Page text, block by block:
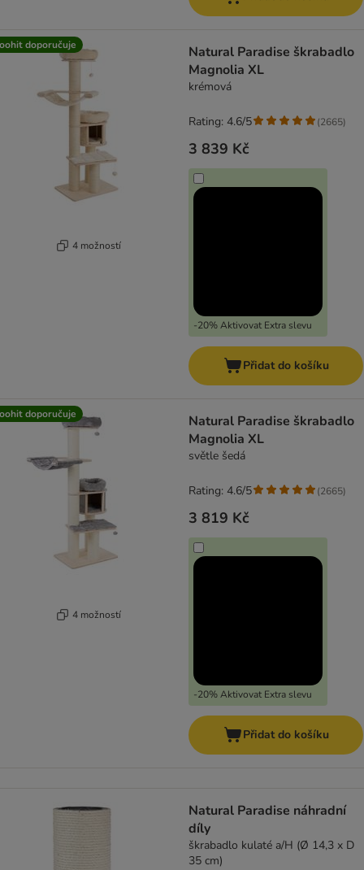
doporučuje
4 možností
Natural Paradise škrabadlo
Magnolia XL
krémová
3 839 Kč
-20% Aktivovat Extra slevu
Rating: 4.6/5 (2665)
Přidat do košíku
doporučuje
4 možností
Natural Paradise škrabadlo
Magnolia XL
světle šedá
3 819 Kč
-20% Aktivovat Extra slevu
Rating: 4.6/5 (2665)
Přidat do košíku
Natural Paradise náhradní
díly
škrabadlo kulaté a/H (Ø 14,3 x D
35 cm)